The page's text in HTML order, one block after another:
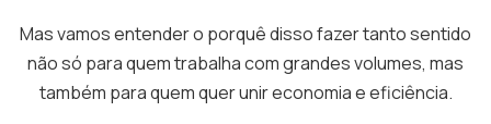
Mas vamos entender o porquê disso fazer tanto sentido
não só para quem trabalha com grandes volumes, mas
também para quem quer unir economia e eficiência.